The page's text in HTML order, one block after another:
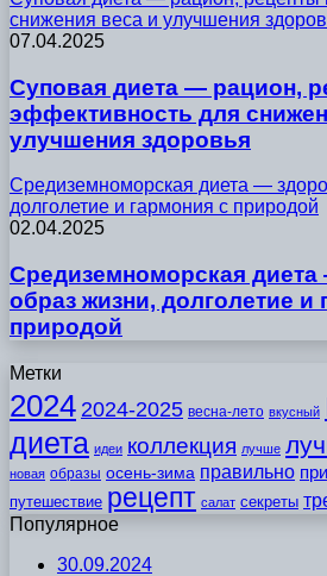
снижения веса и улучшения
07.04.2025
Суповая диета — рацион,
эффективность для
улучшения здоровья
Средиземноморская диета —
долголетие и гармония с природой
02.04.2025
Средиземноморская
образ жизни, долголетие и
природой
Метки
2024 2024-2025 весна-лето вкусный
диета идеи коллекция лучше
новая образы осень-зима правильно
путешествие рецепт салат секреты
Популярное
30.09.2024